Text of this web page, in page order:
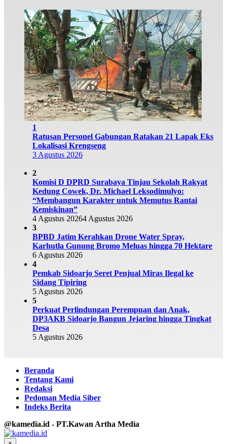
1
Ratusan Personel Gabungan Ratakan 21 Lapak Eks
Lokalisasi Krengseng
3 Agustus 2026
2
Komisi D DPRD Surabaya Tinjau Sekolah Rakyat
Kedung Cowek, Dr. Michael Leksodimulyo:
“Membangun Karakter untuk Memutus Rantai
Kemiskinan”
4 Agustus 20264 Agustus 2026
3
BPBD Jatim Kerahkan Drone Water Spray,
Karhutla Gunung Bromo Meluas hingga 70 Hektare
6 Agustus 2026
4
Pemkab Sidoarjo Seret Penjual Miras Ilegal ke
Sidang Tipiring
5 Agustus 2026
5
Perkuat Perlindungan Perempuan dan Anak,
DP3AKB Sidoarjo Bangun Jejaring hingga Tingkat
Desa
5 Agustus 2026
Beranda
Tentang Kami
Redaksi
Pedoman Media Siber
Indeks Berita
@kamedia.id - PT.Kawan Artha Media